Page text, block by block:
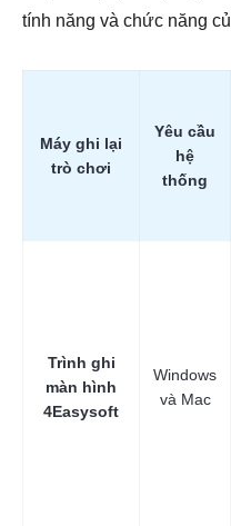
tính năng và chức năng
Máy ghi lại
trò chơi
Yêu cầu
hệ
thống
Trình ghi
màn hình
4Easysoft
Windows
và Mac